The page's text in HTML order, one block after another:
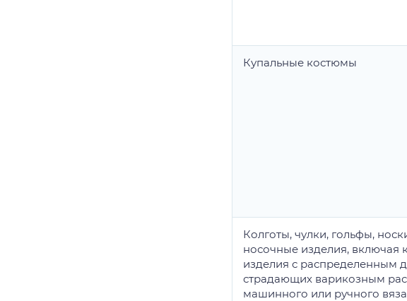
Купальные костюмы
Колготы, чулки, гольфы,
носочные изделия,
изделия с распределенным
страдающих варикозным
машинного или ручного